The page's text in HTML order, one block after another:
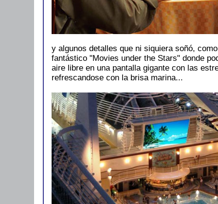
y algunos detalles que ni siquiera soñó,
fantástico "Movies under the Stars" donde
aire libre en una pantalla gigante con las
refrescandose con la brisa marina...